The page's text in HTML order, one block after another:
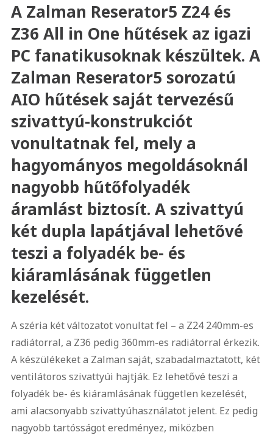
A Zalman Reserator5 Z24 és
Z36 All in One hűtések az igazi
PC fanatikusoknak készültek. A
Zalman Reserator5 sorozatú
AIO hűtések saját tervezésű
szivattyú-konstrukciót
vonultatnak fel, mely a
hagyományos megoldásoknál
nagyobb hűtőfolyadék
áramlást biztosít. A szivattyú
két dupla lapátjával lehetővé
teszi a folyadék be- és
kiáramlásának független
kezelését.
A széria két változatot vonultat fel – a Z24 240mm-es
radiátorral, a Z36 pedig 360mm-es radiátorral érkezik.
A készülékeket a Zalman saját, szabadalmaztatott, két
ventilátoros szivattyúi hajtják. Ez lehetővé teszi a
folyadék be- és kiáramlásának független kezelését,
ami alacsonyabb szivattyúhasználatot jelent. Ez pedig
nagyobb tartósságot eredményez, miközben